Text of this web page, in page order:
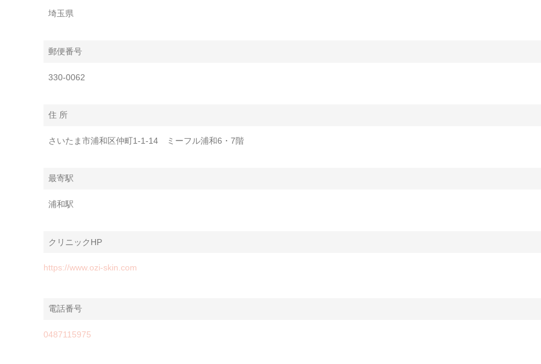
埼玉県
郵便番号
330-0062
住 所
さいたま市浦和区仲町1-1-14 ミーフル浦和6・7階
最寄駅
浦和駅
クリニックHP
https://www.ozi-skin.com
電話番号
0487115975